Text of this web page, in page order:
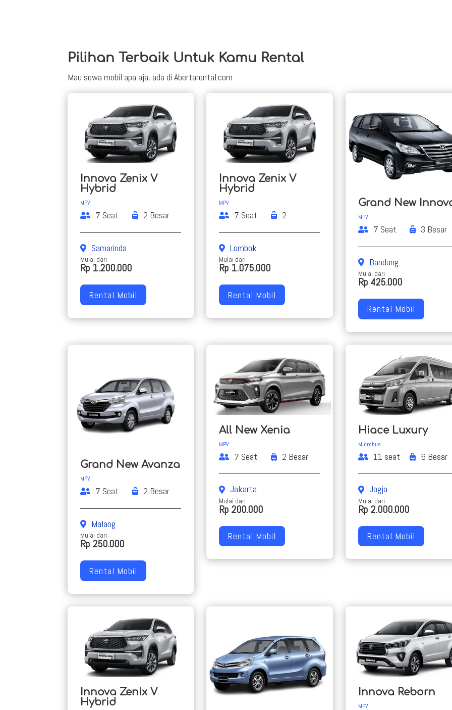
Pilihan Terbaik Untuk Kamu Rental
Mau sewa mobil apa aja, ada di Abertarental.com
Innova Zenix V
Hybrid
MPV
7 Seat 2 Besar
Samarinda
Mulai dari
Rp 1.200.000
Rental Mobil
Innova Zenix V
Hybrid
MPV
7 Seat 2
Lombok
Mulai dari
Rp 1.075.000
Rental Mobil
Grand New
MPV
7 Seat 3 Besar
Bandung
Mulai dari
Rp 425.000
Rental Mobil
Grand New Avanza
MPV
7 Seat 2 Besar
Malang
Mulai dari
Rp 250.000
Rental Mobil
All New Xenia
MPV
7 Seat 2 Besar
Jakarta
Mulai dari
Rp 200.000
Rental Mobil
Hiace Luxury
Microbus
11 seat 6 Besar
Jogja
Mulai dari
Rp 2.000.000
Rental Mobil
Innova Zenix V
Hybrid
Innova Reborn
MPV